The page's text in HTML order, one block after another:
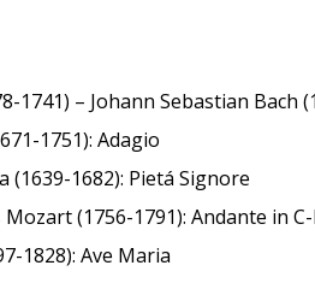
1741) – Johann Sebastian
1751): Adagio
(1639-1682): Pietá Signore
(1756-1791): Andante in
1828): Ave Maria